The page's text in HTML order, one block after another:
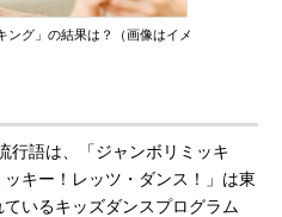
ング」の結果は？（画像はイメ
行語は、「ジャンボリミッキ
キー！レッツ・ダンス！」は東
いるキッズダンスプログラム